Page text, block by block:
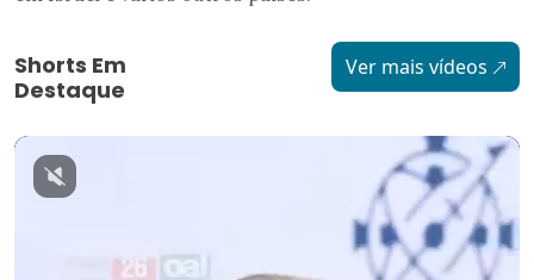
Shorts Em
Destaque
Ver mais vídeos